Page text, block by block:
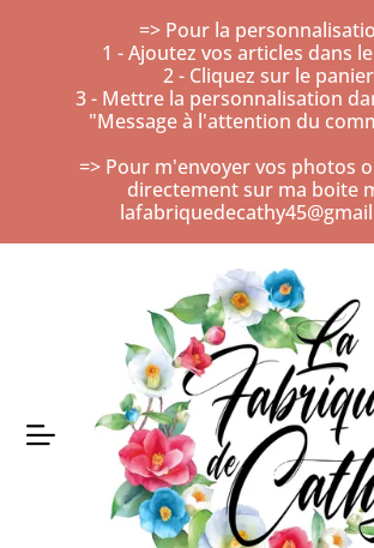
=> Pour la
1 - Ajoutez vos articles dans
2 - Cliquez sur le panier
3 - Mettre la personnalisation
"Message à l'attention du
=> Pour m'envoyer vos photos
directement sur ma boite